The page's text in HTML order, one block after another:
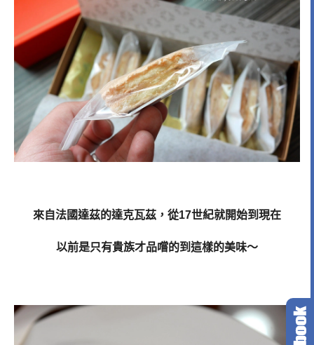
來自法國達茲的達克瓦茲，從17世紀就開始到現在
以前是只有貴族才品嚐的到這樣的美味～